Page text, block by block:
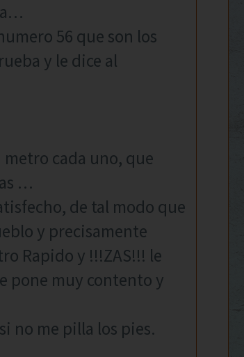
56 que son los
y le dice al
cada uno, que
…
de tal modo que
y precisamente
Rapido y !!!ZAS!!! le
pone muy contento y
no me pilla los pies.